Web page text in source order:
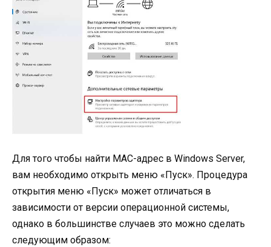
Для того чтобы найти MAC-адрес в Windows Server,
вам необходимо открыть меню «Пуск». Процедура
открытия меню «Пуск» может отличаться в
зависимости от версии операционной системы,
однако в большинстве случаев это можно сделать
следующим образом: